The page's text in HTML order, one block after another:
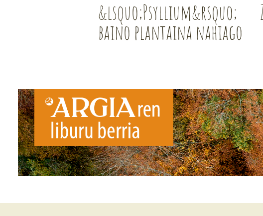
&lsquo;Psyllium&rsquo;
baino plantaina nahiago